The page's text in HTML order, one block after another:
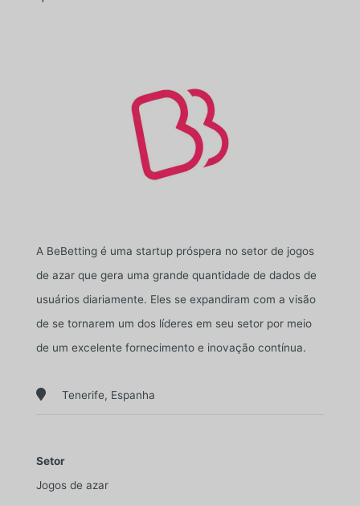
A BeBetting é uma startup próspera no setor de jogos
de azar que gera uma grande quantidade de dados de
usuários diariamente. Eles se expandiram com a visão
de se tornarem um dos líderes em seu setor por meio
de um excelente fornecimento e inovação contínua.
 Tenerife, Espanha
Setor
Jogos de azar